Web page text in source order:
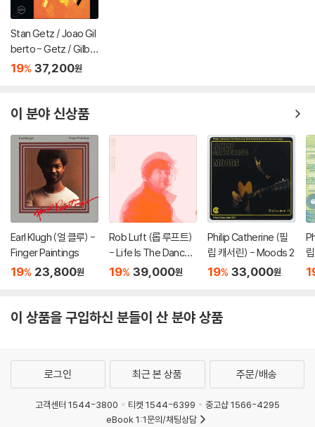
Stan Getz / Joao Gil
berto - Getz / Gilbe
rto (스탄 게츠, 조앙 질
19% 37,200원
이 분야 신상품
Earl Klugh (얼 클루) -
Finger Paintings
19% 23,800원
Rob Luft (롭 루프트)
- Life Is The Dancer
[LP]
19% 39,000원
Philip Catherine (필
립 캐서린) - Moods 2
19% 33,000원
이 상품을 구입하신 분들이 산 분야 상품
로그인 최근 본 상품 주문/배송
고객센터 1544-3800 티켓 1544-6399
중고샵 1566-4295
eBook 1:1문의/채팅상담